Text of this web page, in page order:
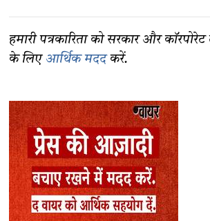
हमारी पत्रकारिता को सरकार और
के लिए आर्थिक मददकरें.